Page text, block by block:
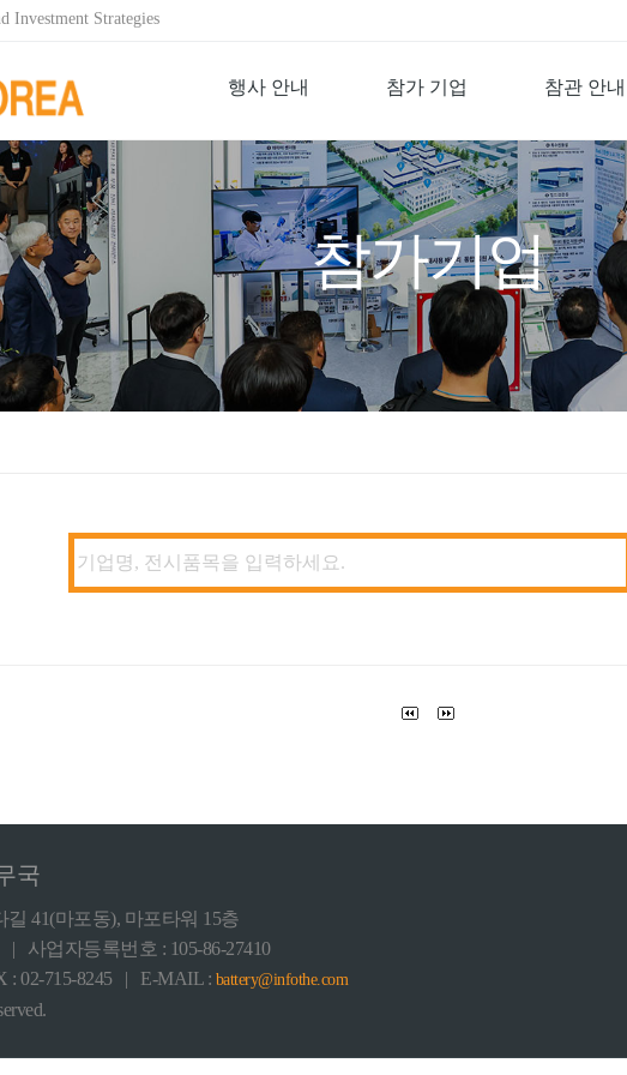
Investment Strategies
행사 안내 참가 기업 참관 안내
참가기업
국
41(마포동), 마포타워 15층
업자등록번호 : 105-86-27410
: 02-715-8245 | E-MAIL : battery@infothe.com